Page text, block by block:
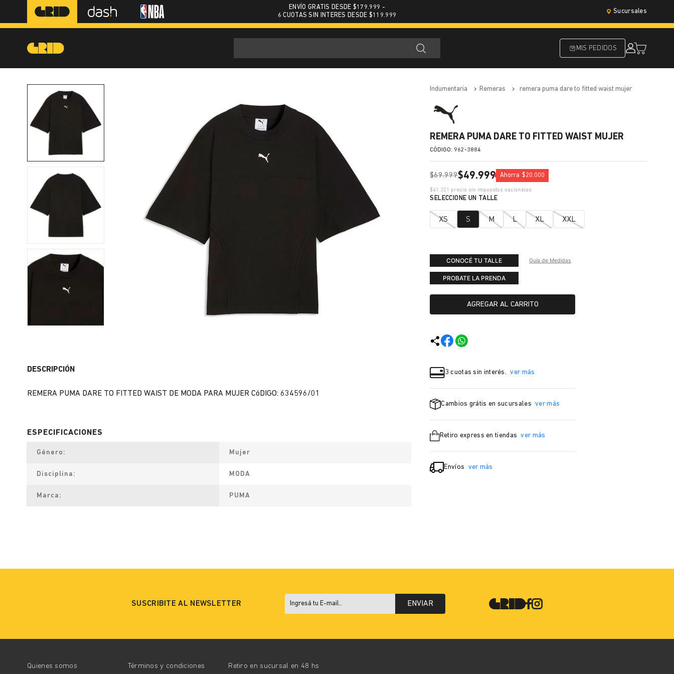
ENVÍO GRATIS DESDE $179.999 -
6 CUOTAS SIN INTERES DESDE $119.999
Sucursales
MIS PEDIDOS
DESCRIPCIÓN
REMERA PUMA DARE TO FITTED WAIST DE MODA PARA MUJER CóDIGO: 634596/01
Género Mujer
Disciplina MODA
Marca PUMA
indumentaria remeras remera puma dare to fitted waist mujer
REMERA PUMA DARE TO FITTED WAIST MUJER
: 962-3884
$69.999$49.999 Ahorra $20.000
$41.321 precio sin impuestos nacionales
XS S M L XL XXL
CONOCÉ TU TALLE Guía de Medidas
PROBATE LA PRENDA
AGREGAR AL CARRITO
3 cuotas sin interés. ver más
Cambios grátis en sucursales ver más
Retiro express en tiendas ver más
Envíos ver más
SUSCRIBITE AL NEWSLETTER ENVIAR
Quienes somos Términos y condiciones Retiro en sucursal en 48 hs